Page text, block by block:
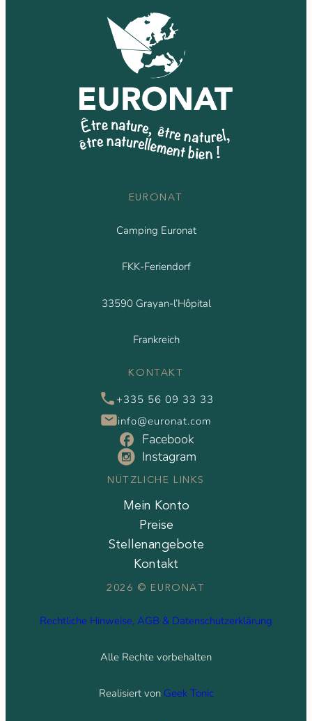
EURONAT
Camping Euronat
FKK-Feriendorf
33590 Grayan-l’Hôpital
Frankreich
KONTAKT
+335 56 09 33 33
info@euronat.com
NÜTZLICHE LINKS
Mein Konto
Preise
Stellenangebote
Kontakt
2026 © EURONAT
Rechtliche Hinweise, AGB & Datenschutzerklärung
Alle Rechte vorbehalten
Realisiert von Geek Tonic